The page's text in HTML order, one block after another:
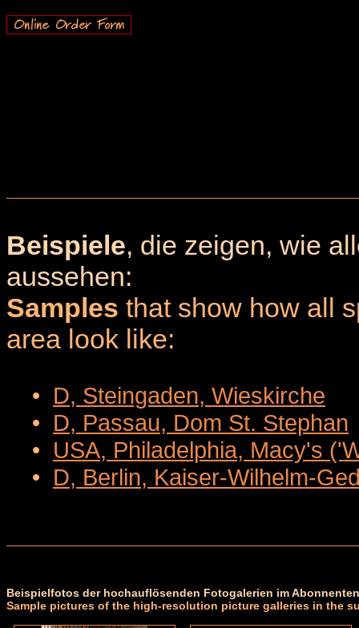
Beispiele, die zeigen, wie
aussehen:
Samples that show how all
area look like:
• D, Steingaden, Wieskirche
• D, Passau, Dom St. Stephan
• USA, Philadelphia, Macy's
• D, Berlin, Kaiser-Wilhelm-
Beispielfotos der hochauflösenden Fotogalerien im
Sample pictures of the high-resolution picture galleries in the